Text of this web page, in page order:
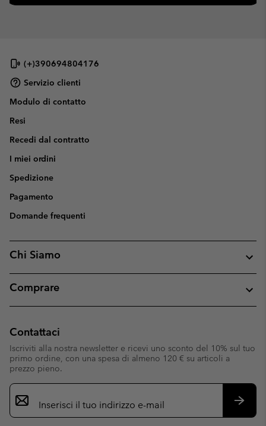
(+)390694804176
Servizio clienti
Modulo di contatto
Resi
Recedi dal contratto
I miei ordini
Spedizione
Pagamento
Domande frequenti
Chi Siamo
Comprare
Contattaci
Iscriviti alla nostra newsletter e ricevi uno sconto del 10% sul tuo
primo ordine, con una spesa di almeno 120 € su articoli a
prezzo pieno.
Iscrizione
e-
mail